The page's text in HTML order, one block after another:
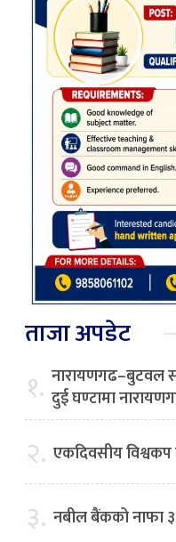
ताजा अपडेट
१. नारायणगढ–बुटवल
दुई घण्टामा
२. एकदिवसीय विश्वकप
३. नबील बैंकको नाफा